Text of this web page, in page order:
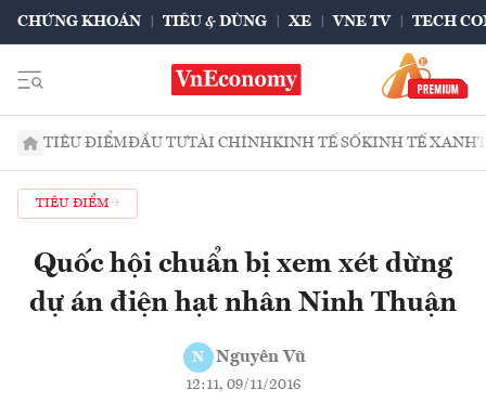
CHỨNG KHOÁN TIÊU & DÙNG XE VNE TV TECH
TIÊU ĐIỂMĐẦU TƯTÀI CHÍNHKINH TẾ SỐKINH TẾ XANH
TIÊU ĐIỂM
Quốc hội chuẩn bị xem xét dừng
dự án điện hạt nhân Ninh Thuận
N Nguyên Vũ
12:11, 09/11/2016